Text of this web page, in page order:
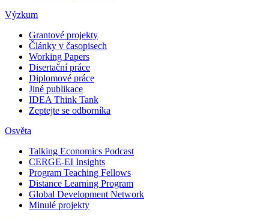
Výzkum
Grantové projekty
Články v časopisech
Working Papers
Disertační práce
Diplomové práce
Jiné publikace
IDEA Think Tank
Zeptejte se odborníka
Osvěta
Talking Economics Podcast
CERGE-EI Insights
Program Teaching Fellows
Distance Learning Program
Global Development Network
Minulé projekty